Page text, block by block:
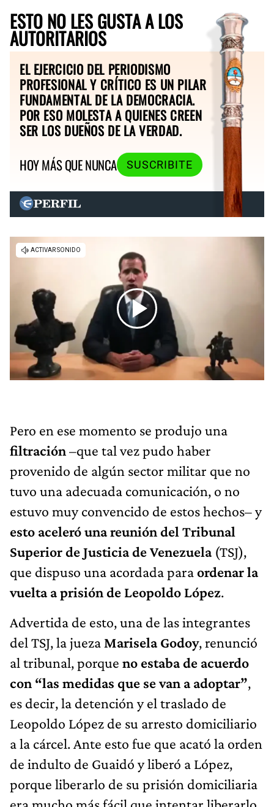
ESTO NO LES GUSTA A LOS
AUTORITARIOS
EL EJERCICIO DEL PERIODISMO
PROFESIONAL Y CRÍTICO ES UN PILAR
FUNDAMENTAL DE LA DEMOCRACIA.
POR ESO MOLESTA A QUIENES CREEN
SER LOS DUEÑOS DE LA VERDAD.
HOY MÁS QUE NUNCA
SUSCRIBITE
Pero en ese momento se produjo una
filtración–que tal vez pudo haber
provenido de algún sector militar que no
tuvo una adecuada comunicación, o no
estuvo muy convencido de estos hechos– y
esto aceleró una reunión del Tribunal
Superior de Justicia de Venezuela (TSJ),
que dispuso una acordada paraordenar la
vuelta a prisión de Leopoldo López.
Advertida de esto, una de las integrantes
del TSJ, la jueza Marisela Godoy, renunció
al tribunal, porque no estaba de acuerdo
con “las medidas que se van a adoptar”,
es decir, la detención y el traslado de
Leopoldo López de su arresto domiciliario
a la cárcel. Ante esto fue que acató la orden
de indulto de Guaidó y liberó a López,
porque liberarlo de su prisión domiciliaria